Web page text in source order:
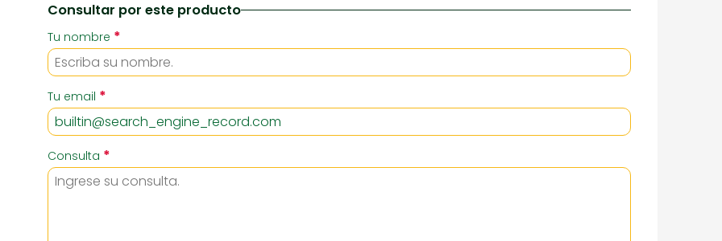
Consultar por este producto
Tu nombre *
Tu email *
Consulta *